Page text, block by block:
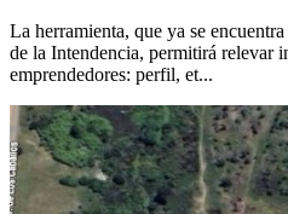
La herramienta, que ya se
de la Intendencia, permitirá relevar
emprendedores: perfil, et...